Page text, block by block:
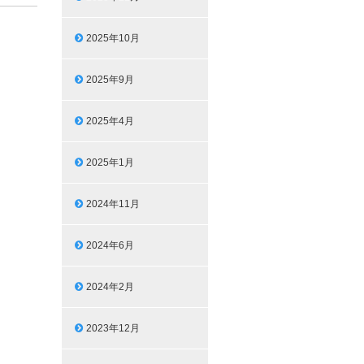
2025年10月
2025年9月
2025年4月
2025年1月
2024年11月
2024年6月
2024年2月
2023年12月